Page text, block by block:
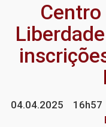
04.04.2025 16h57